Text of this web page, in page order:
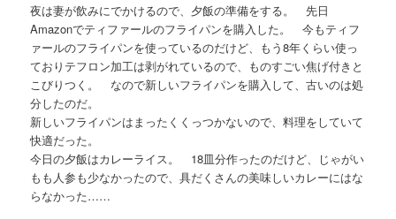
夜は妻が飲みにでかけるので、夕飯の準備をする。 先日
Amazonでティファールのフライパンを購入した。 今もティフ
ァールのフライパンを使っているのだけど、もう8年くらい使っ
ておりテフロン加工は剥がれているので、ものすごい焦げ付きと
こびりつく。 なので新しいフライパンを購入して、古いのは処
分したのだ。
新しいフライパンはまったくくっつかないので、料理をしていて
快適だった。
今日の夕飯はカレーライス。 18皿分作ったのだけど、じゃがい
もも人参も少なかったので、具だくさんの美味しいカレーにはな
らなかった……